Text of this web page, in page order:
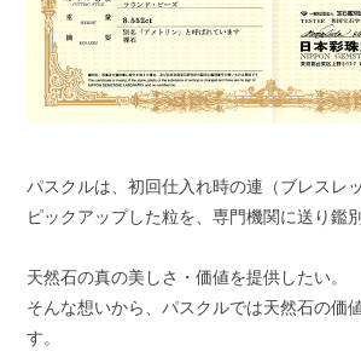
パスクルは、初回仕入れ時の連（ブレスレ
ピックアップした粒を、専門機関に送り鑑
天然石の真の美しさ・価値を提供したい。
そんな想いから、パスクルでは天然石の価
す。